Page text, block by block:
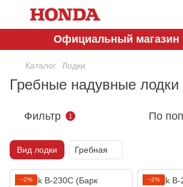
Официальный магазин
Каталог Лодки
Гребные надувные лодки
Фильтр 1 По
Вид лодки Гребная
−2% −2%